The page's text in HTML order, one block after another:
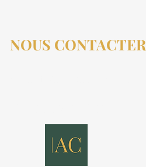
NOUS CONTACTER